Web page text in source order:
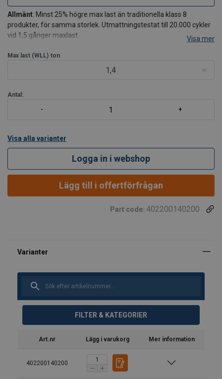
Allmänt: Minst 25% högre max last än traditionella klass 8
produkter, för samma storlek. Utmattningstestat till 20.000 cykler
vid 1,5 gånger maxlast.
certifikat för varje tillverkad batch.
Visa mer
Max last (WLL) ton
1,4
Antal:
Visa alla varianter
Logga in i webshop
Lägg till i offertförfrågan
Part code: 402200140200
FILTER & KATEGORIER
Art.nr Lägg i varukorg Mer information
402200140200